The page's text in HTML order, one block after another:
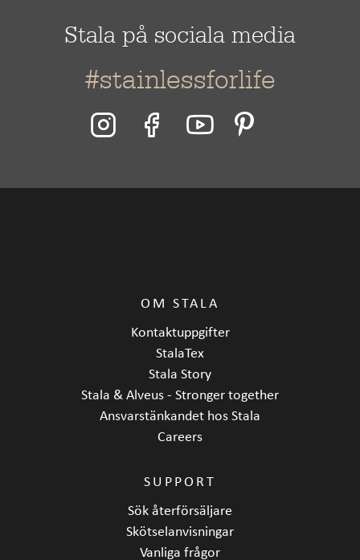
Stala på sociala media
#stainlessforlife
OM STALA
Kontaktuppgifter
StalaTex
Stala Story
Stala & Alveus - Stronger together
Ansvarstänkandet hos Stala
Careers
SUPPORT
Sök återförsäljare
Skötselanvisningar
Vanliga frågor